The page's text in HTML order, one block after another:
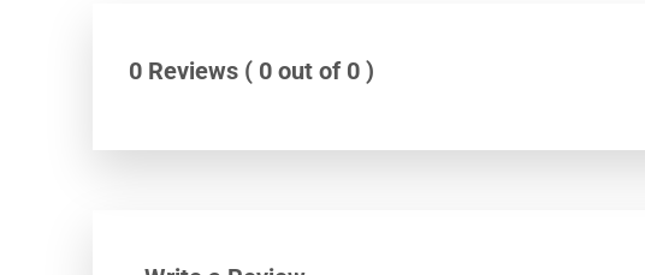
0 Reviews ( 0 out of 0 )